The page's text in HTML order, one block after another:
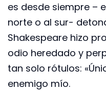
es desde siempre –
norte o al sur-
Shakespeare hizo
odio heredado y
tan solo rótulos:
enemigo mío.